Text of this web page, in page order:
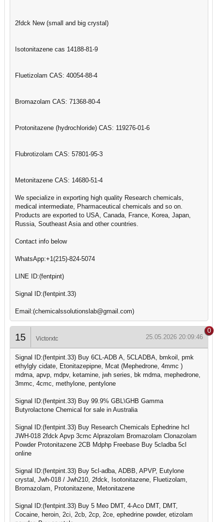
2fdck New (small and big crystal)
Isotonitazene cas 14188-81-9
Fluetizolam CAS: 40054-88-4
Bromazolam CAS: 71368-80-4
Protonitazene (hydrochloride) CAS: 119276-01-6
Flubrotizolam CAS: 57801-95-3
Metonitazene CAS: 14680-51-4
We specialize in exporting high quality Research chemicals,
medical intermediate, Pharmaceutical chemicals and so on.
Products are exported to USA, Canada, France, Korea, Japan,
Russia, Southeast Asia and other countries.
Contact info below
WhatsApp:+1(215)-824-5074
LINE ID:(fentpint)
Signal ID:(fentpint.33)
Email:(chemicalssolutionslab@gmail.com)
0
15 Victorxtc 25.05.2026 20:09:46
Signal ID:(fentpint.33) Buy 6CL-ADB A, 5CLADBA, bmkoil, pmk
ethylgly cidate, Etonitazepipne, Mcat (Mephedrone, 4mmc )
mdma, apvp, mdpv, ketamine, jwh series, bk mdma, mephedrone,
3mmc, 4cmc, methylone, pentylone
Signal ID:(fentpint.33) Buy 99.9% GBL\GHB Gamma
Butyrolactone Chemical for sale in Australia
Signal ID:(fentpint.33) Buy Research Chemicals Ephedrine hcl
JWH-018 2fdck Apvp 3cmc Alprazolam Bromazolam Clonazolam
Powder Protonitazene 2CB Mdphp Freebase Buy 5cladba 5cl
online
Signal ID:(fentpint.33) Buy 5cl-adba, ADBB, APVP, Eutylone
crystal, Jwh-018 / Jwh210, 2fdck, Isotonitazene, Fluetizolam,
Bromazolam, Protonitazene, Metonitazene
Signal ID:(fentpint.33) Buy 5 Meo DMT, 4-Aco DMT, DMT,
Cocaine, heroin, 2ci, 2cb, 2cp, 2ce, ephedrine powder, etizolam